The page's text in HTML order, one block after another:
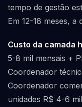
tempo de gestão
Em 12-18 meses, a
Custo da camada
5-8 mil mensais +
Coordenador
Coordenador
unidades R$ 4-6